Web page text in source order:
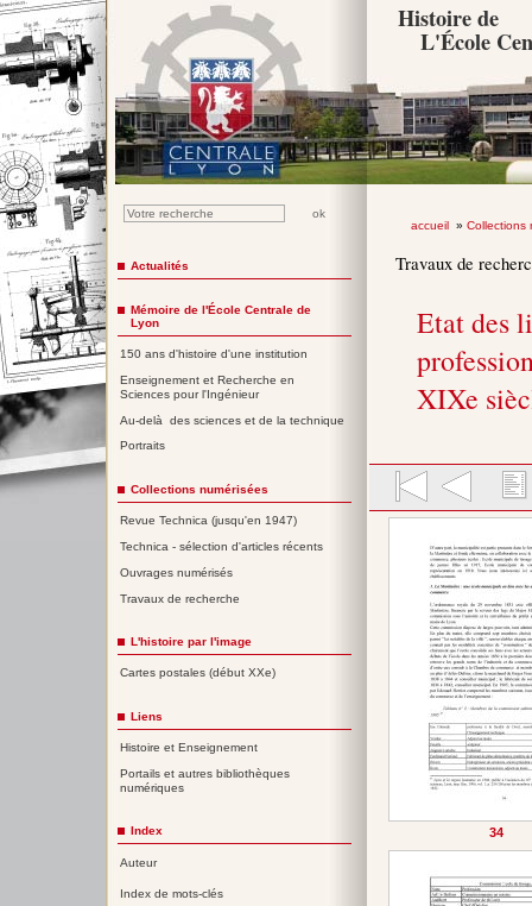
Histoire de
L'École
accueil» Collections
Travaux de
Etat des
XIXe
34
Actualités
Mémoire de l'École Centrale de
Lyon
150 ans d'histoire d'une institution
Enseignement et Recherche en
Sciences pour l'Ingénieur
Au-delà des sciences et de la technique
Portraits
Collections numérisées
Revue Technica (jusqu'en 1947)
Technica - sélection d'articles récents
Ouvrages numérisés
Travaux de recherche
L'histoire par l'image
Cartes postales (début XXe)
Liens
Histoire et Enseignement
Portails et autres bibliothèques
numériques
Index
Auteur
Index de mots-clés